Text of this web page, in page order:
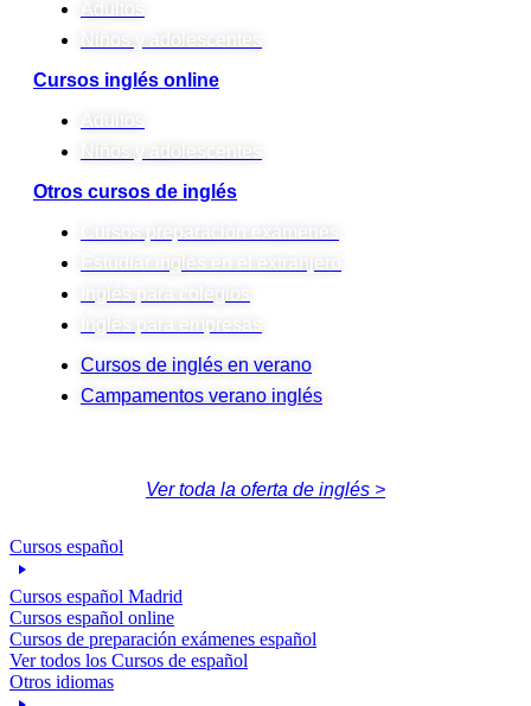
Adultos
Niños y adolescentes
Cursos inglés online
Adultos
Niños y adolescentes
Otros cursos de inglés
Cursos preparación exámenes
Estudiar inglés en el extranjero
Inglés para colegios
Inglés para empresas
Cursos de inglés en verano
Campamentos verano inglés
Ver toda la oferta de inglés >
Cursos español
Cursos español Madrid
Cursos español online
Cursos de preparación exámenes español
Ver todos los Cursos de español
Otros idiomas